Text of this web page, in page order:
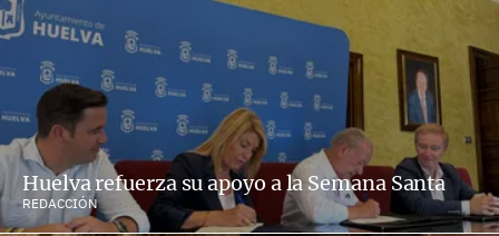
Huelva refuerza su apoyo a la Semana Santa
REDACCIÓN